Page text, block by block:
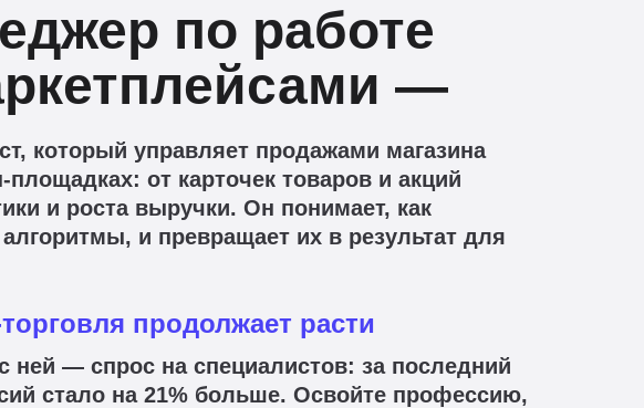
по работе
—
который управляет продажами магазина
площадках: от карточек товаров и акций
и роста выручки. Он понимает, как
и превращает их в результат для
продолжает расти
ней — спрос на специалистов: за последний
стало на 21% больше. Освойте профессию,